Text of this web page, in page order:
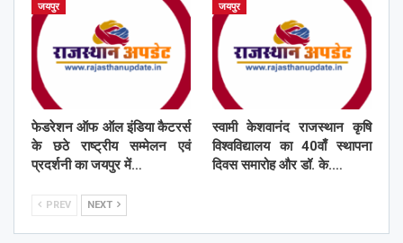
जयपुर
फेडरेशन ऑफ ऑल इंडिया कैटरर्स
के छठे राष्ट्रीय सम्मेलन एवं
प्रदर्शनी का जयपुर में…
जयपुर
स्वामी केशवानंद राजस्थान कृषि
विश्वविद्यालय का 40वाँ स्थापना
दिवस समारोह और डॉ. के.…
PREV NEXT